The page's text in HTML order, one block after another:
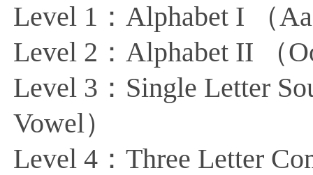
Level 1：Alphabet I （
Level 2：Alphabet II （
Level 3：Single Letter
Vowel）
Level 4：Three Letter